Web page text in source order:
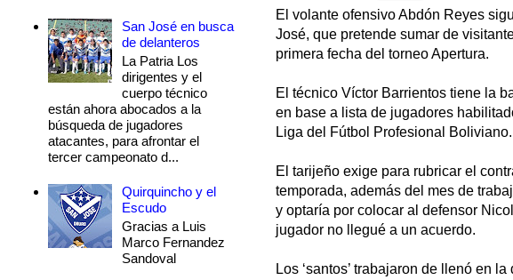
El volante ofensivo Abdón Reyes
José, que pretende sumar de
primera fecha del torneo Apertura.
El técnico Víctor Barrientos tiene la
en base a lista de jugadores
Liga del Fútbol Profesional Boliviano.
El tarijeño exige para rubricar el
temporada, además del mes de
y optaría por colocar al defensor
jugador no llegué a un acuerdo.
Los ‘santos’ trabajaron de llenó en
San José en busca
de delanteros
La Patria Los
dirigentes y el
cuerpo técnico
están ahora abocados a la
búsqueda de jugadores
atacantes, para afrontar el
tercer campeonato d...
Quirquincho y el
Escudo
Gracias a Luis
Marco Fernandez
Sandoval